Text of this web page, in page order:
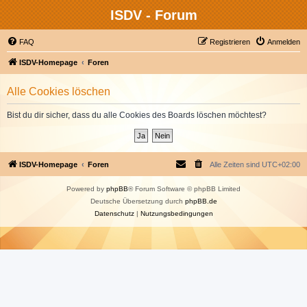
ISDV - Forum
FAQ Anmelden
Registrieren
ISDV-Homepage Foren
Alle Cookies löschen
Bist du dir sicher, dass du alle Cookies des Boards löschen möchtest?
ISDV-Homepage Foren Alle Zeiten sind UTC+02:00
Powered by phpBB® Forum Software © phpBB Limited
Deutsche Übersetzung durch phpBB.de
Datenschutz| Nutzungsbedingungen